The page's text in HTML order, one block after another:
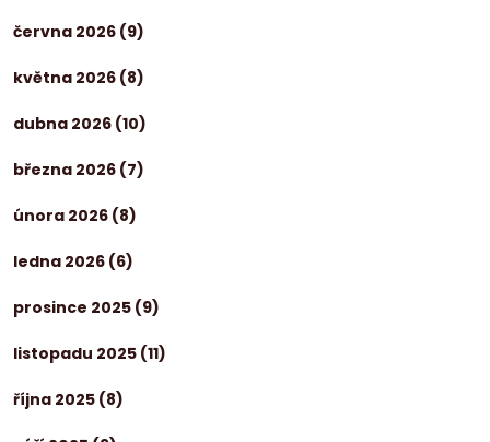
června 2026 (9)
května 2026 (8)
dubna 2026 (10)
března 2026 (7)
února 2026 (8)
ledna 2026 (6)
prosince 2025 (9)
listopadu 2025 (11)
října 2025 (8)